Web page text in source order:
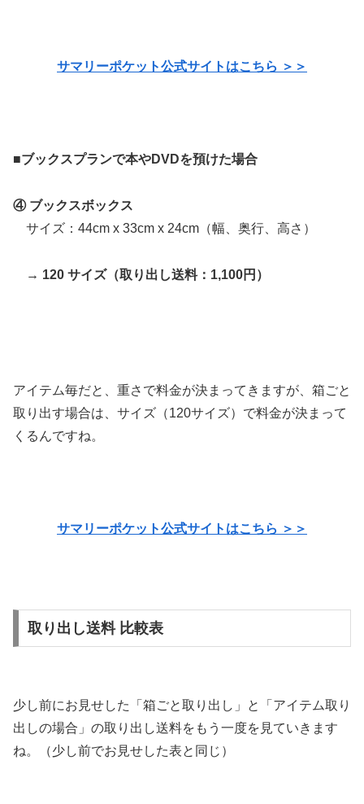
サマリーポケット公式サイトはこちら ＞＞
■ブックスプランで本やDVDを預けた場合
④ ブックスボックス
サイズ：44cm x 33cm x 24cm（幅、奥行、高さ）
→ 120 サイズ（取り出し送料：1,100円）
アイテム毎だと、重さで料金が決まってきますが、箱ごと
取り出す場合は、サイズ（120サイズ）で料金が決まって
くるんですね。
サマリーポケット公式サイトはこちら ＞＞
取り出し送料 比較表
少し前にお見せした「箱ごと取り出し」と「アイテム取り
出しの場合」の取り出し送料をもう一度を見ていきます
ね。（少し前でお見せした表と同じ）